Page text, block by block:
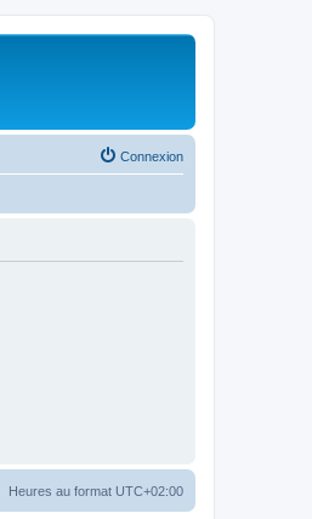
Connexion
Heures au format UTC+02:00